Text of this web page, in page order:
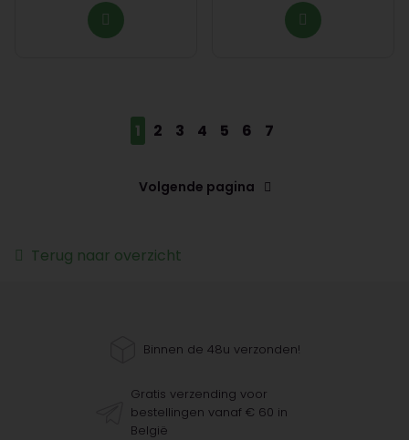
1 2 3 4 5 6 7
Volgende pagina
Terug naar overzicht
Binnen de 48u verzonden!
Gratis verzending voor
bestellingen vanaf € 60 in
België